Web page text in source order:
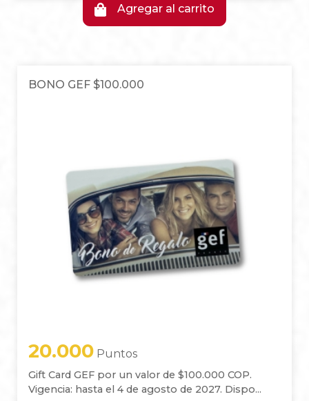
Agregar al carrito
BONO GEF $100.000
20.000 Puntos
Gift Card GEF por un valor de $100.000 COP.
Vigencia: hasta el 4 de agosto de 2027. Dispo...